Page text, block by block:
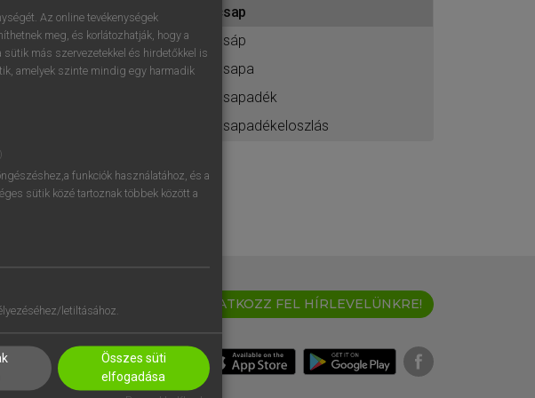
elindításához
ésbelépek.
REGISZTRÁCIÓ
csap
csáp
csapa
csapadék
csapadékeloszlás
IRATKOZZ FEL HÍRLEVELÜNKRE!
Az online tevékenységek
meg, és korlátozhatják, hogy a
más szervezetekkel és hirdetőkkel is
amelyek szinte mindig egy harmadik
funkciók használatához, és a
sütik közé tartoznak többek között a
letiltásához.
Összes süti
elfogadása